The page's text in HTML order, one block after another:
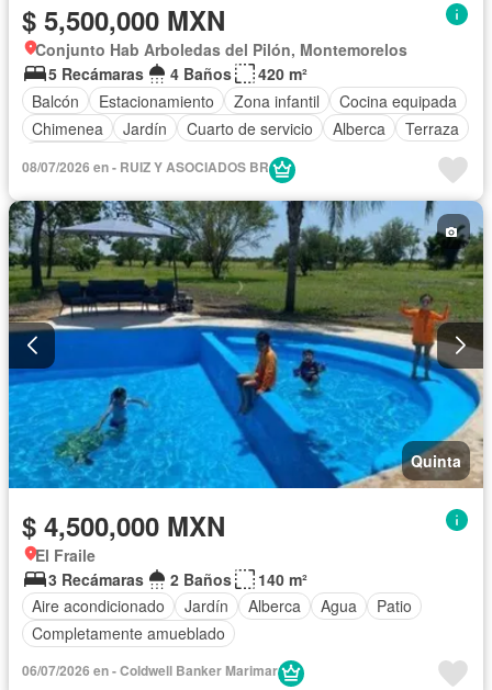
$ 5,500,000 MXN
Conjunto Hab Arboledas del Pilón, Montemorelos
5 Recámaras
4 Baños
420 m²
Balcón
Estacionamiento Zona infantil
Cocina equipada
Chimenea
Jardín Cuarto de servicio Alberca
Terraza
08/07/2026 en - RUIZ Y ASOCIADOS BR
Quinta
$ 4,500,000 MXN
El Fraile
3 Recámaras
2 Baños
140 m²
Aire acondicionado
Jardín Alberca Agua
Patio
Completamente amueblado
06/07/2026 en - Coldwell Banker Marimar